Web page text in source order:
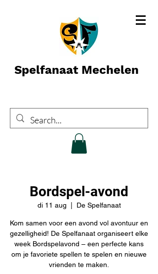
Spelfanaat Mechelen
Bordspel-avond
di 11 aug De Spelfanaat
Kom samen voor een avond vol avontuur en
gezelligheid! De Spelfanaat organiseert elke
week Bordspelavond – een perfecte kans
om je favoriete spellen te spelen en nieuwe
vrienden te maken.